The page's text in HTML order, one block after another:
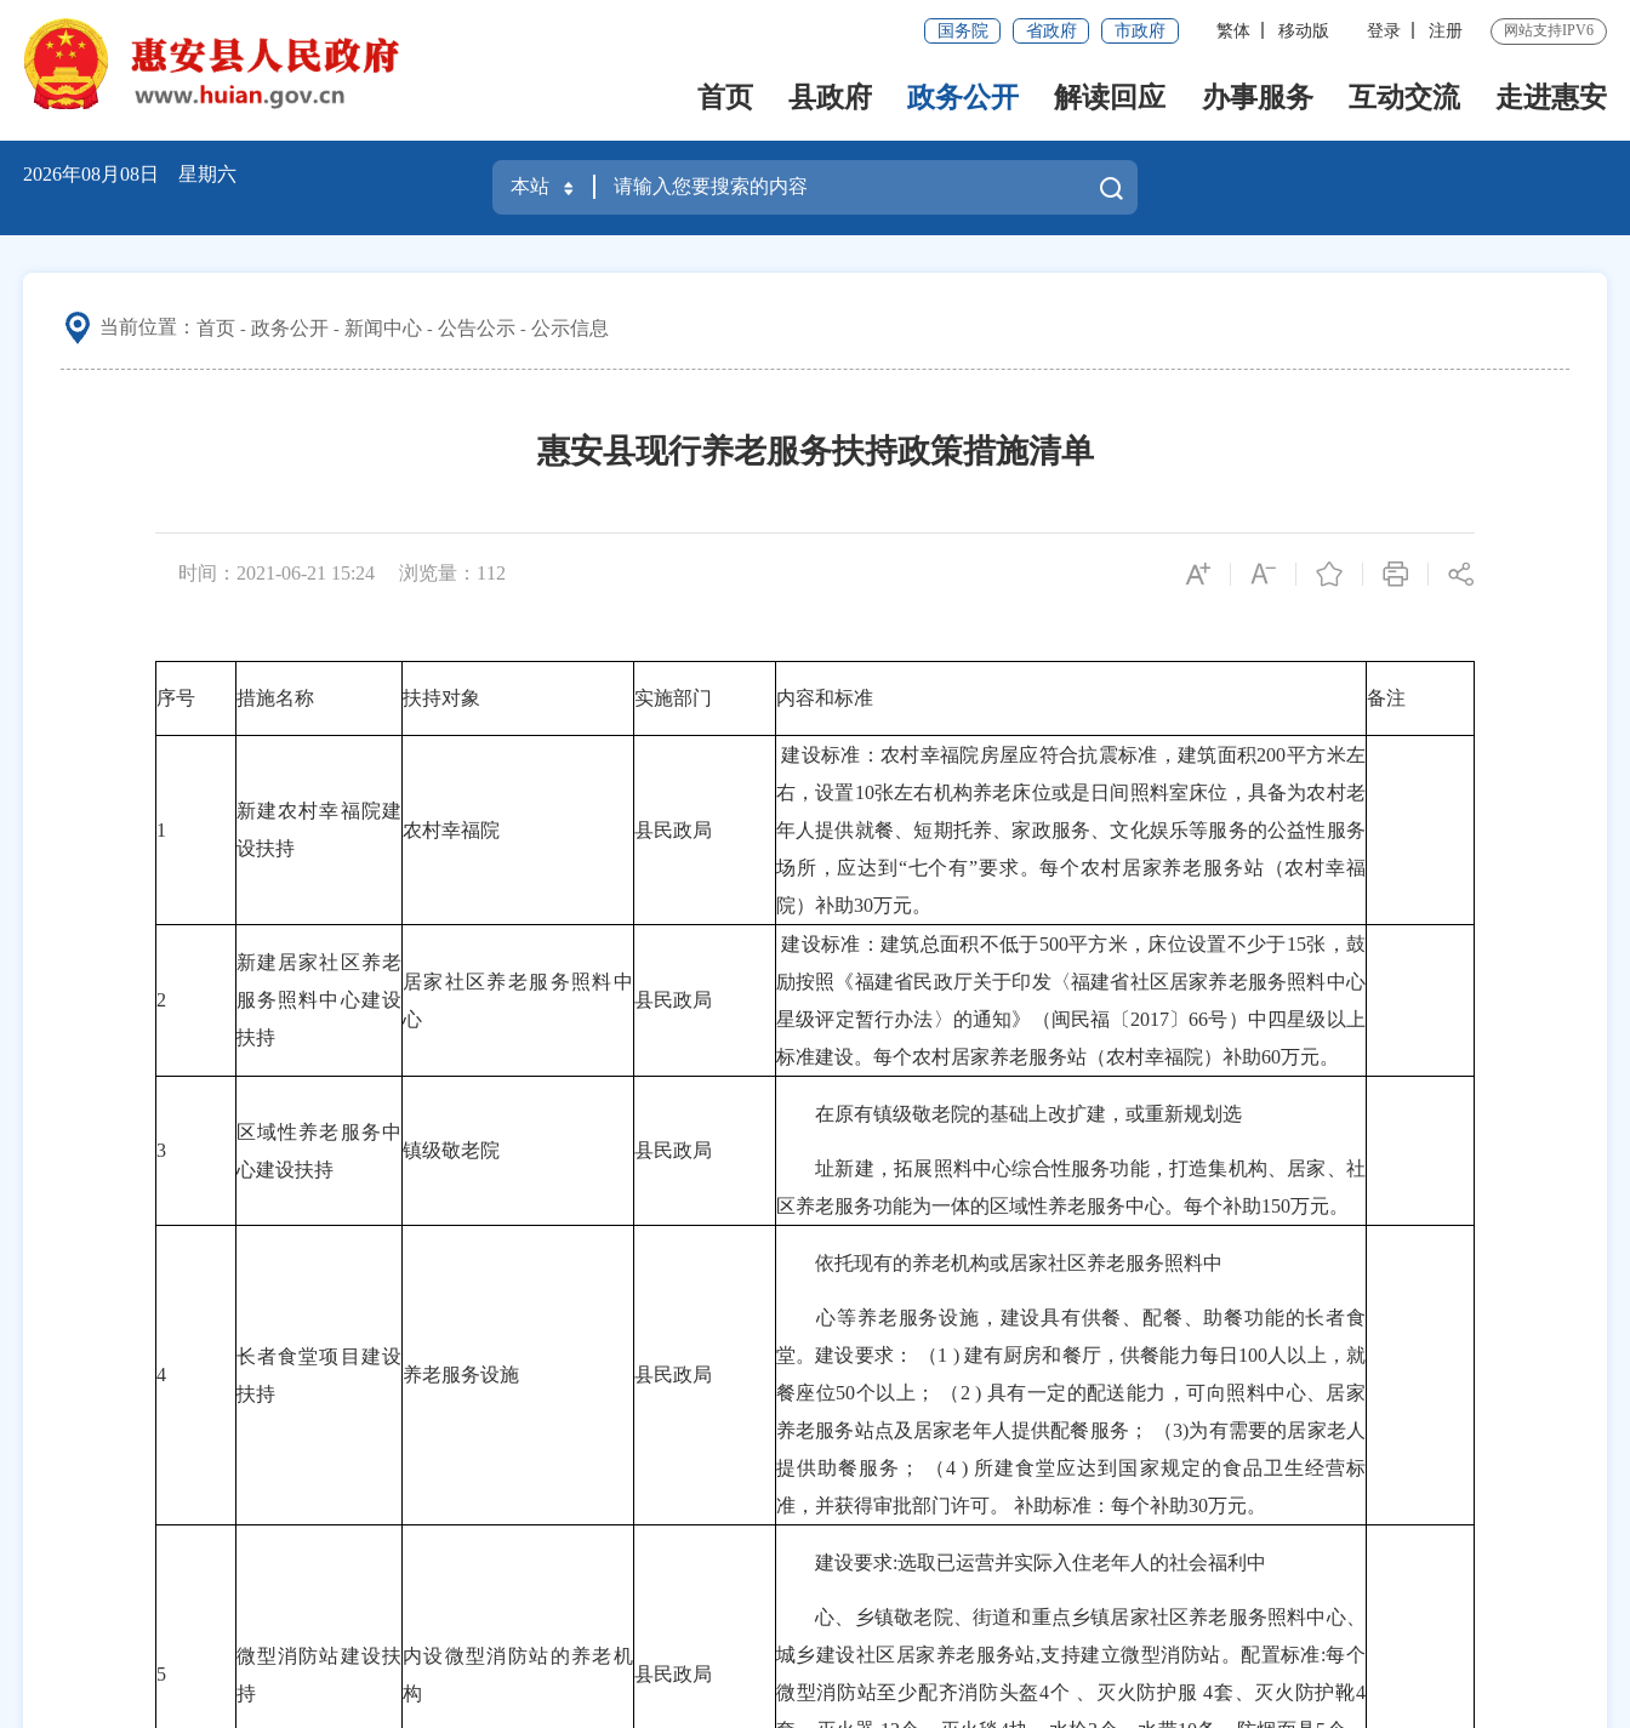
国务院 省政府 市政府 繁体 移动版 登录 注册 网站支持IPV6
首页 县政府 政务公开 解读回应 办事服务 互动交流 走进惠安
2026年08月08日 星期六
当前位置： 首页 政务公开 新闻中心 公告公示 公示信息
惠安县现行养老服务扶持政策措施清单
时间：2021-06-21 15:24 浏览量： 112
序号 措施名称 扶持对象 实施部门 内容和标准 备注
1
新建农村幸福院建
设扶持
农村幸福院 县民政局
建设标准：农村幸福院房屋应符合抗震标准，建筑面积200平方米左
右，设置10张左右机构养老床位或是日间照料室床位，具备为农村老
年人提供就餐、短期托养、家政服务、文化娱乐等服务的公益性服务
场所，应达到“七个有”要求。每个农村居家养老服务站（农村幸福
院）补助30万元。
2
新建居家社区养老
服务照料中心建设
扶持
居家社区养老服务照料中
心
县民政局
建设标准：建筑总面积不低于500平方米，床位设置不少于15张，鼓
励按照《福建省民政厅关于印发〈福建省社区居家养老服务照料中心
星级评定暂行办法〉的通知》（闽民福〔2017〕66号）中四星级以上
标准建设。每个农村居家养老服务站（农村幸福院）补助60万元。
3
区域性养老服务中
心建设扶持
镇级敬老院 县民政局
在原有镇级敬老院的基础上改扩建，或重新规划选
址新建，拓展照料中心综合性服务功能，打造集机构、居家、社
区养老服务功能为一体的区域性养老服务中心。每个补助150万元。
4
长者食堂项目建设
扶持
养老服务设施 县民政局
依托现有的养老机构或居家社区养老服务照料中
心等养老服务设施，建设具有供餐、配餐、助餐功能的长者食
堂。建设要求： （1 ) 建有厨房和餐厅，供餐能力每日100人以上，就
餐座位50个以上； （2 ) 具有一定的配送能力，可向照料中心、居家
养老服务站点及居家老年人提供配餐服务； （3)为有需要的居家老人
提供助餐服务； （4 ) 所建食堂应达到国家规定的食品卫生经营标
准，并获得审批部门许可。 补助标准：每个补助30万元。
5
微型消防站建设扶
持
内设微型消防站的养老机
构
县民政局
建设要求:选取已运营并实际入住老年人的社会福利中
心、乡镇敬老院、街道和重点乡镇居家社区养老服务照料中心、
城乡建设社区居家养老服务站,支持建立微型消防站。配置标准:每个
微型消防站至少配齐消防头盔4个 、灭火防护服 4套、灭火防护靴4